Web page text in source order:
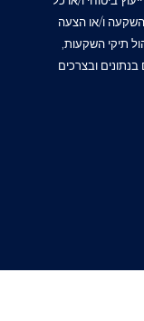
ו/או הצעה
תיקי השקעות,
אשר אלו מתחשבים בנתונים ובצרכים